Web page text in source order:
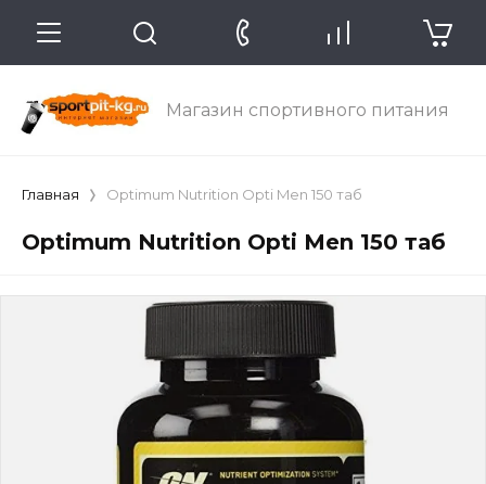
Магазин спортивного питания
Главная Optimum Nutrition Opti Men 150 таб
Optimum Nutrition Opti Men 150 таб